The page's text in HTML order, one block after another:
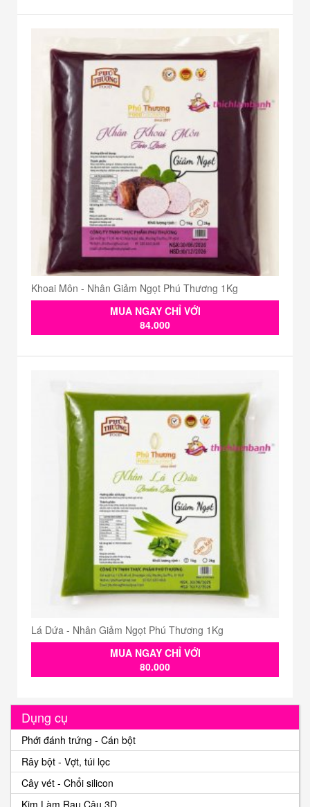
Khoai Môn - Nhân Giảm Ngọt Phú Thương 1Kg
MUA NGAY CHỈ VỚI
84.000
Lá Dứa - Nhân Giảm Ngọt Phú Thương 1Kg
MUA NGAY CHỈ VỚI
80.000
Dụng cụ
Phới đánh trứng - Cán bột
Rây bột - Vợt, túi lọc
Cây vét - Chổi silicon
Kim Làm Rau Câu 3D